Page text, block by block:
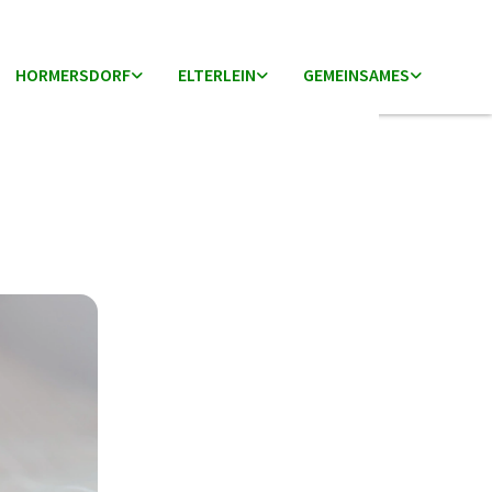
HORMERSDORF ELTERLEIN GEMEINSAMES